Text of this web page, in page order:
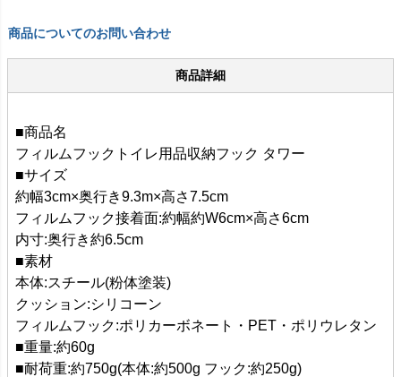
商品についてのお問い合わせ
商品詳細
■商品名
フィルムフックトイレ用品収納フック タワー
■サイズ
約幅3cm×奥行き9.3m×高さ7.5cm
フィルムフック接着面:約幅約W6cm×高さ6cm
内寸:奥行き約6.5cm
■素材
本体:スチール(粉体塗装)
クッション:シリコーン
フィルムフック:ポリカーボネート・PET・ポリウレタン
■重量:約60g
■耐荷重:約750g(本体:約500g フック:約250g)